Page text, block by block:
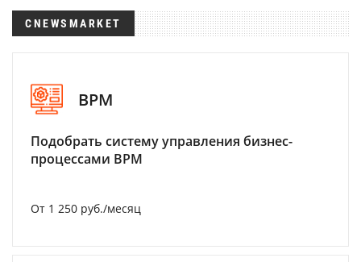
CNEWSMARKET
BPM
Подобрать систему управления бизнес-
процессами BPM
От 1 250 руб./месяц